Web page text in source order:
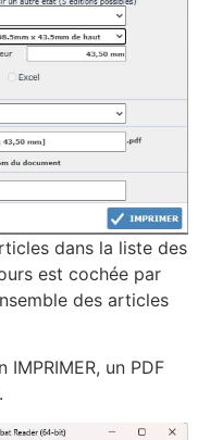
dans la liste des
est cochée par
des articles
un PDF